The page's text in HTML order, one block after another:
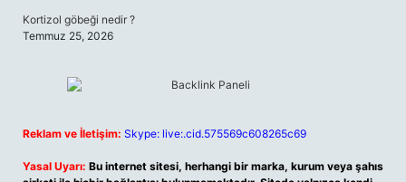
Kortizol göbeği nedir ?
Temmuz 25, 2026
Reklam ve İletişim: Skype: live:.cid.575569c608265c69
Yasal Uyarı: Bu internet sitesi, herhangi bir marka, kurum veya şahıs